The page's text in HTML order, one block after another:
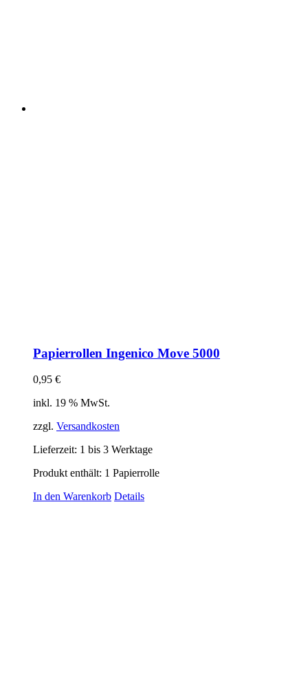
Papierrollen Ingenico Move 5000
0,95 €
inkl. 19 % MwSt.
zzgl. Versandkosten
Lieferzeit: 1 bis 3 Werktage
Produkt enthält: 1 Papierrolle
In den Warenkorb Details